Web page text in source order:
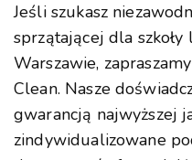
Jeśli szukasz
sprzątającej dla
Warszawie,
Clean. Nasze
gwarancją najwyższej
zindywidualizowane